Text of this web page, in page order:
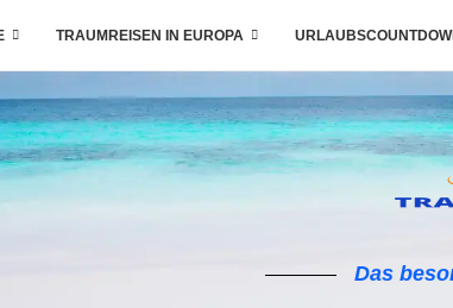
TRAUMREISEN IN EUROPA
Das